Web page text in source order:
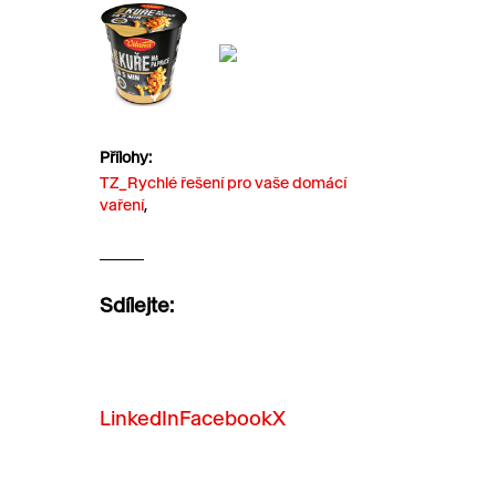
Přílohy:
TZ_Rychlé řešení pro vaše domácí
vaření,
Sdílejte:
LinkedInFacebookX